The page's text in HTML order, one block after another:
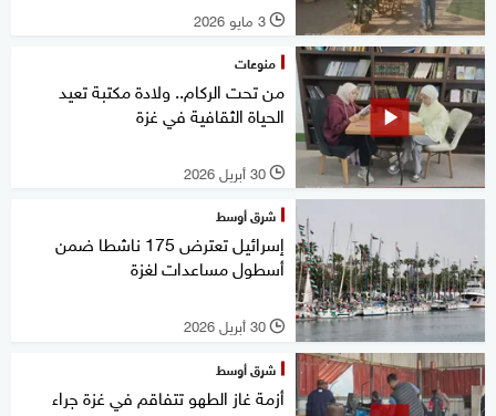
l 3 مايو 2026
منوعات
من تحت الركام.. ولادة مكتبة تعيد
الحياة الثقافية في غزة
l 30 أبريل 2026
شرق أوسط
إسرائيل تعترض 175 ناشطا ضمن
أسطول مساعدات لغزة
l 30 أبريل 2026
شرق أوسط
أزمة غاز الطهو تتفاقم في غزة جراء